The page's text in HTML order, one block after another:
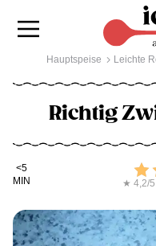
Hauptspeise Leichte
Richtig
Kochdauer
<5
MIN
★ 4,2/5